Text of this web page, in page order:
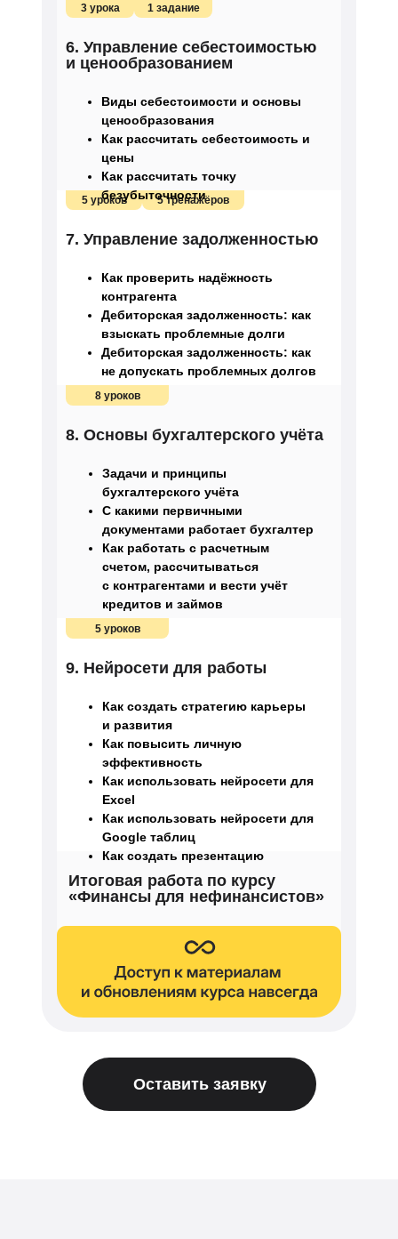
Оставить заявку
Итоговая работа по курсу
«Финансы для нефинансистов»
9. Нейросети для работы
Как создать стратегию карьеры
и развития
Как повысить личную
эффективность
Как использовать нейросети для
Excel
Как использовать нейросети для
Google таблиц
Как создать презентацию
5 уроков
8. Основы бухгалтерского учёта
Задачи и принципы
бухгалтерского учёта
С какими первичными
документами работает бухгалтер
Как работать с расчетным
счетом, рассчитываться
с контрагентами и вести учёт
кредитов и займов
8 уроков
7. Управление задолженностью
Как проверить надёжность
контрагента
Дебиторская задолженность: как
взыскать проблемные долги
Дебиторская задолженность: как
не допускать проблемных долгов
5 уроков 5 тренажёров
6. Управление себестоимостью
и ценообразованием
Виды себестоимости и основы
ценообразования
Как рассчитать себестоимость и
цены
Как рассчитать точку
безубыточности
3 урока 1 задание